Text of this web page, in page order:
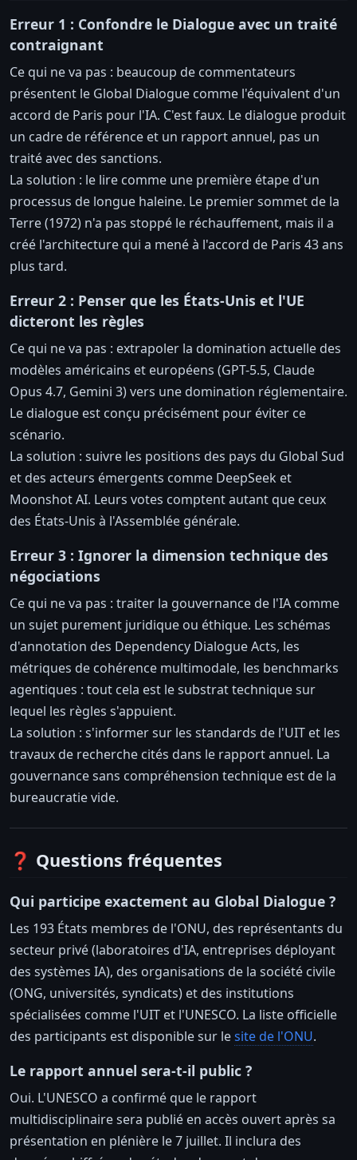
Erreur 1 : Confondre le Dialogue avec un traité
contraignant
Ce qui ne va pas : beaucoup de commentateurs
présentent le Global Dialogue comme l'équivalent d'un
accord de Paris pour l'IA. C'est faux. Le dialogue produit
un cadre de référence et un rapport annuel, pas un
traité avec des sanctions.
La solution : le lire comme une première étape d'un
processus de longue haleine. Le premier sommet de la
Terre (1972) n'a pas stoppé le réchauffement, mais il a
créé l'architecture qui a mené à l'accord de Paris 43 ans
plus tard.
Erreur 2 : Penser que les États-Unis et l'UE
dicteront les règles
Ce qui ne va pas : extrapoler la domination actuelle des
modèles américains et européens (GPT-5.5, Claude
Opus 4.7, Gemini 3) vers une domination réglementaire.
Le dialogue est conçu précisément pour éviter ce
scénario.
La solution : suivre les positions des pays du Global Sud
et des acteurs émergents comme DeepSeek et
Moonshot AI. Leurs votes comptent autant que ceux
des États-Unis à l'Assemblée générale.
Erreur 3 : Ignorer la dimension technique des
négociations
Ce qui ne va pas : traiter la gouvernance de l'IA comme
un sujet purement juridique ou éthique. Les schémas
d'annotation des Dependency Dialogue Acts, les
métriques de cohérence multimodale, les benchmarks
agentiques : tout cela est le substrat technique sur
lequel les règles s'appuient.
La solution : s'informer sur les standards de l'UIT et les
travaux de recherche cités dans le rapport annuel. La
gouvernance sans compréhension technique est de la
bureaucratie vide.
❓ Questions fréquentes
Qui participe exactement au Global Dialogue ?
Les 193 États membres de l'ONU, des représentants du
secteur privé (laboratoires d'IA, entreprises déployant
des systèmes IA), des organisations de la société civile
(ONG, universités, syndicats) et des institutions
spécialisées comme l'UIT et l'UNESCO. La liste officielle
des participants est disponible sur lesite de l'ONU.
Le rapport annuel sera-t-il public ?
Oui. L'UNESCO a confirmé que le rapport
multidisciplinaire sera publié en accès ouvert après sa
présentation en plénière le 7 juillet. Il inclura des